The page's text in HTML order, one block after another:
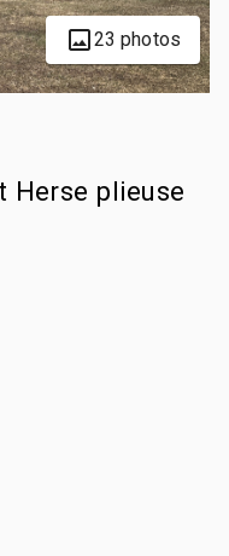
23 photos
Herse plieuse